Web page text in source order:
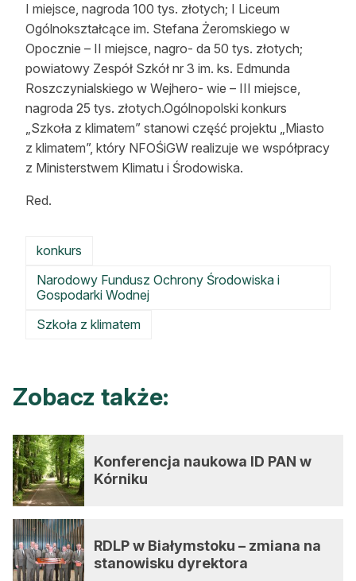
I miejsce, nagroda 100 tys. złotych; I Liceum
Ogólnokształcące im. Stefana Żeromskiego w
Opocznie – II miejsce, nagro- da 50 tys. złotych;
powiatowy Zespół Szkół nr 3 im. ks. Edmunda
Roszczynialskiego w Wejhero- wie – III miejsce,
nagroda 25 tys. złotych.Ogólnopolski konkurs
„Szkoła z klimatem” stanowi część projektu „Miasto
z klimatem”, który NFOŚiGW realizuje we współpracy
z Ministerstwem Klimatu i Środowiska.
Red.
konkurs
Narodowy Fundusz Ochrony Środowiska i
Gospodarki Wodnej
Szkoła z klimatem
Zobacz także:
Konferencja naukowa ID PAN w
Kórniku
RDLP w Białymstoku – zmiana na
stanowisku dyrektora